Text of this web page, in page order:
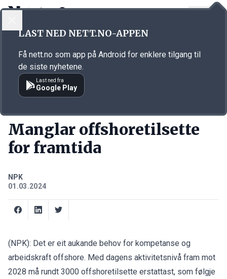
Annonsørinnhold
Manglar offshoretilsette
for framtida
NPK
01.03.2024
(NPK): Det er eit aukande behov for kompetanse og
arbeidskraft offshore. Med dagens aktivitetsnivå fram mot
2028 må rundt 3000 offshoretilsette erstattast, som følgje
LAST NED NETT.NO-APPEN
Få nett.no som app på Android for enklere tilgang til
de siste nyhetene.
Last ned fra
Google Play